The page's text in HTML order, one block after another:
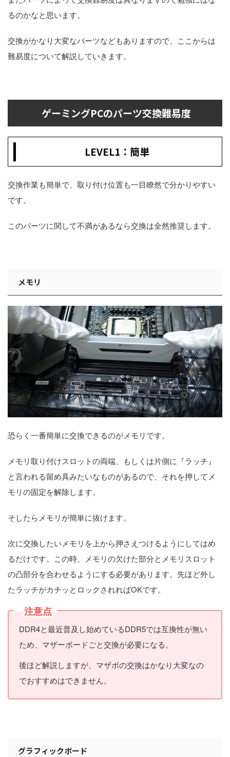
るのかなと思います。
交換がかなり大変なパーツなどもありますので、ここからは
難易度について解説していきます。
ゲーミングPCのパーツ交換難易度
LEVEL1：簡単
交換作業も簡単で、取り付け位置も一目瞭然で分かりやすい
です。
このパーツに関して不満があるなら交換は全然推奨します。
メモリ
恐らく一番簡単に交換できるのがメモリです。
メモリ取り付けスロットの両端、もしくは片側に『ラッチ』
と言われる留め具みたいなものがあるので、それを押してメ
モリの固定を解除します。
そしたらメモリが簡単に抜けます。
次に交換したいメモリを上から押さえつけるようにしてはめ
るだけです。この時、メモリの欠けた部分とメモリスロット
の凸部分を合わせるようにする必要があります。先ほど外し
たラッチがカチッとロックされればOKです。
注意点
DDR4と最近普及し始めているDDR5では互換性が無い
ため、マザーボードごと交換が必要になる。
後ほど解説しますが、マザボの交換はかなり大変なの
でおすすめはできません。
グラフィックボード